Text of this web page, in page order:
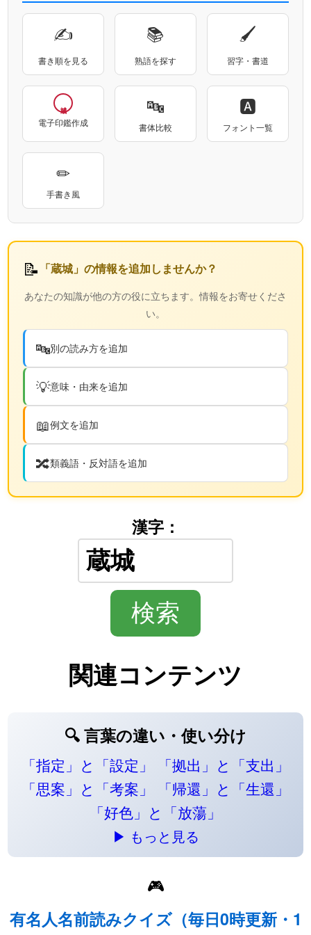
✍
書き順を見る
📚
熟語を探す
🖌
習字・書道
電子印鑑作成
🔤
書体比較
🅰
フォント一覧
✏
手書き風
📝 「蔵城」の情報を追加しませんか？
あなたの知識が他の方の役に立ちます。情報をお寄せくださ
い。
🔤別の読み方を追加
💡意味・由来を追加
📖例文を追加
🔀類義語・反対語を追加
漢字：
関連コンテンツ
🔍 言葉の違い・使い分け
「指定」と「設定」
「拠出」と「支出」
「思案」と「考案」
「帰還」と「生還」
「好色」と「放蕩」
▶ もっと見る
🎮
有名人名前読みクイズ（毎日0時更新・1